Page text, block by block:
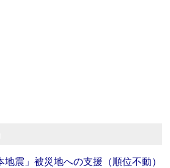
震」被災地への支援（順位不動）